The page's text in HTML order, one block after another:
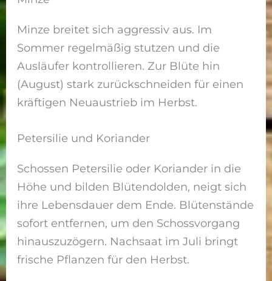
Minze breitet sich aggressiv aus. Im
Sommer regelmäßig stutzen und die
Ausläufer kontrollieren. Zur Blüte hin
(August) stark zurückschneiden für einen
kräftigen Neuaustrieb im Herbst.
Petersilie und Koriander
Schossen Petersilie oder Koriander in die
Höhe und bilden Blütendolden, neigt sich
ihre Lebensdauer dem Ende. Blütenstände
sofort entfernen, um den Schossvorgang
hinauszuzögern. Nachsaat im Juli bringt
frische Pflanzen für den Herbst.